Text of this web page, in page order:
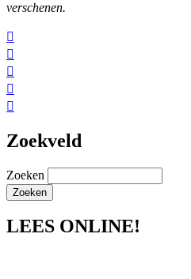
verschenen.





Zoekveld
Zoeken
LEES ONLINE!